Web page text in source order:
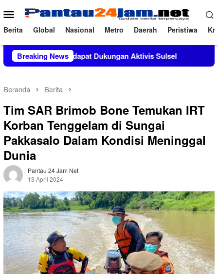
ke
konten
Menu
Mobile
Berita Global Nasional Metro Daerah Peristiwa
Breaking News
Mendapat Dukungan Aktivis Sulsel Kapolres
Beranda Berita
Tim SAR Brimob Bone Temukan IRT
Korban Tenggelam di Sungai
Pakkasalo Dalam Kondisi Meninggal
Dunia
Pantau 24 Jam Net
13 April 2024